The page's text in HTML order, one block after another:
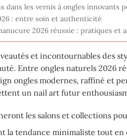
dans les vernis à ongles innovants
: entre soin et authenticité
2026 réussie : pratiques et
et incontournables des
Entre ongles naturels 2026
ongles modernes, raffiné et
un nail art futur
les salons et collections
la tendance minimaliste tout en